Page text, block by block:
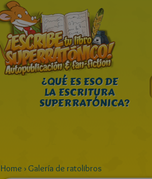
¿QUÉ ES ESO DE
LA ESCRITURA
SUPERRATÓNICA?
Home › Galería de ratolibros